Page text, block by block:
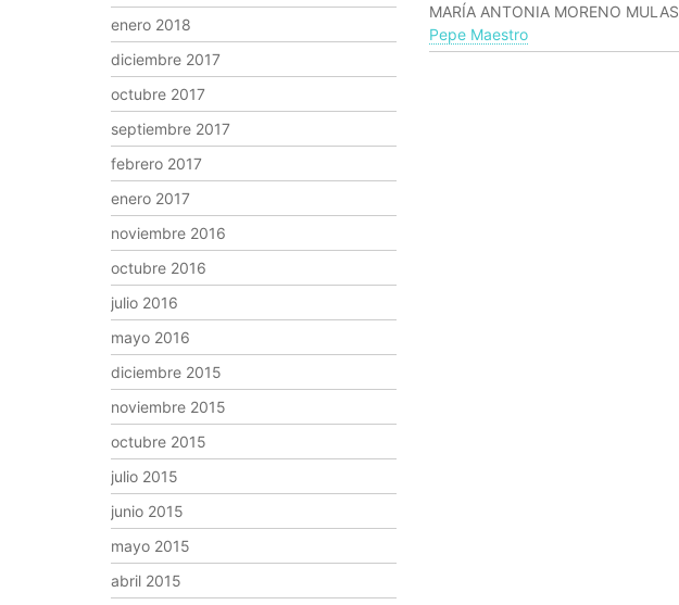
enero 2018
diciembre 2017
octubre 2017
septiembre 2017
febrero 2017
enero 2017
noviembre 2016
octubre 2016
julio 2016
mayo 2016
diciembre 2015
noviembre 2015
octubre 2015
julio 2015
junio 2015
mayo 2015
abril 2015
MARÍA ANTONIA MORENO MULAS
Pepe Maestro